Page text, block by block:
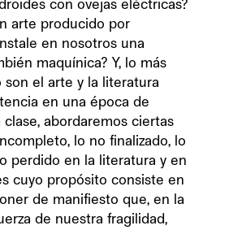
con ovejas eléctricas?
arte producido por
en nosotros una
maquínica? Y, lo más
son el arte y la literatura
en una época de
clase, abordaremos ciertas
lo no finalizado, lo
perdido en la literatura y en
cuyo propósito consiste en
de manifiesto que, en la
de nuestra fragilidad,